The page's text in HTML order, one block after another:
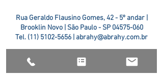
Rua Geraldo Flausino Gomes, 42 - 5º andar |
Brooklin Novo | São Paulo - SP 04575-060
Tel. (11) 5102-5656 abrahy@abrahy.com.br
©2018 ABRAHY. criado pela TR2 Art + Design